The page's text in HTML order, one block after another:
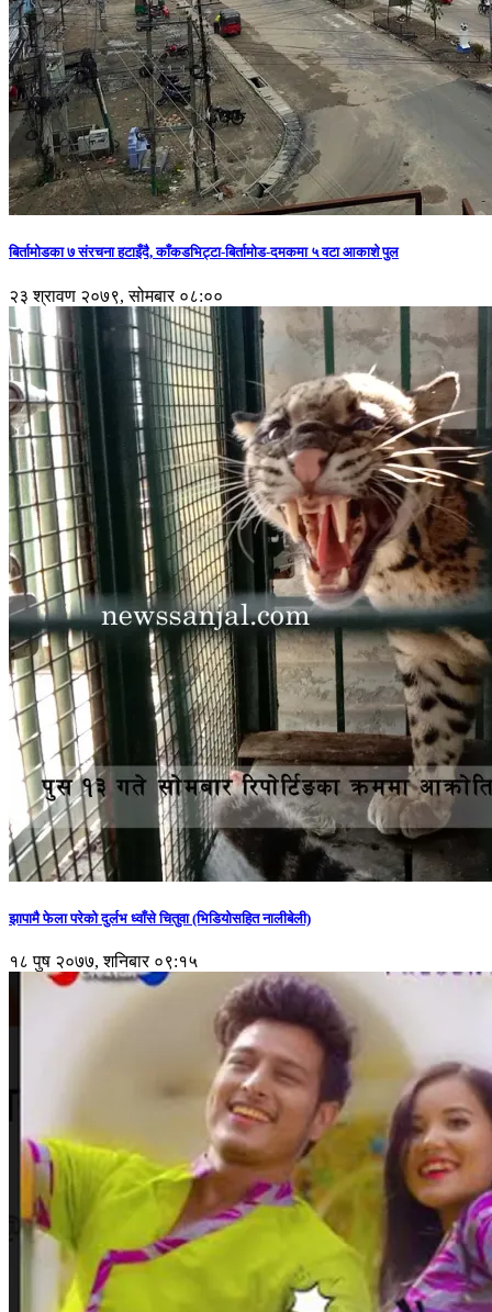
बिर्तामोडका ७ संरचना हटाइँदै, काँकडभिट्टा-बिर्तामोड-दमकमा ५ वटा आकाशे पुल
२३ श्रावण २०७९, सोमबार ०८:००
झापामै फेला परेको दुर्लभ ध्वाँसे चितुवा (भिडियोसहित नालीबेली)
१८ पुष २०७७, शनिबार ०९:१५